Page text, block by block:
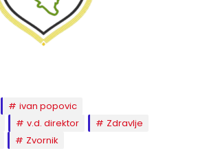
ivan popovic
v.d. direktor
Zdravlje
Zvornik